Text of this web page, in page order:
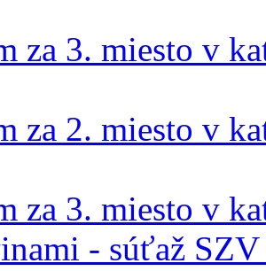
za 3. miesto v
za 2. miesto v
za 3. miesto v
- súťaž